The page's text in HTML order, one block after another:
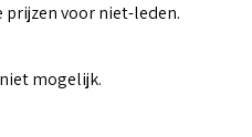
prijzen voor niet-leden.
mogelijk.